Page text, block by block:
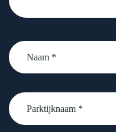
Naam
*
Parktijknaam
*